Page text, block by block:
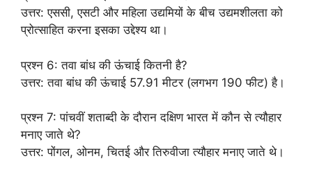
उत्तर: एससी, एसटी और महिला उद्यमियों के बीच उद्यमशीलता को
प्रोत्साहित करना इसका उद्देश्य था।
प्रश्न 6: तवा बांध की ऊंचाई कितनी है?
उत्तर: तवा बांध की ऊंचाई 57.91 मीटर (लगभग 190 फीट) है।
प्रश्न 7: पांचवीं शताब्दी के दौरान दक्षिण भारत में कौन से त्यौहार
मनाए जाते थे?
उत्तर: पोंगल, ओनम, चितई और तिरुवीजा त्यौहार मनाए जाते थे।